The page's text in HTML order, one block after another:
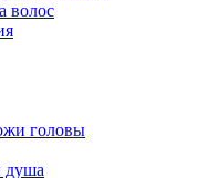
волос
головы
душа